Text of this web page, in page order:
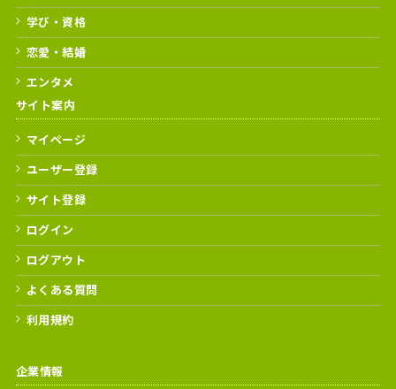
学び・資格
恋愛・結婚
エンタメ
サイト案内
マイページ
ユーザー登録
サイト登録
ログイン
ログアウト
よくある質問
利用規約
企業情報